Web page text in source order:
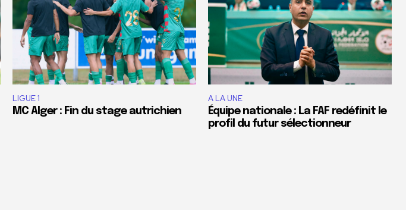
LIGUE 1
MC Alger : Fin du stage autrichien
A LA UNE
Équipe nationale : La FAF redéfinit le
profil du futur sélectionneur